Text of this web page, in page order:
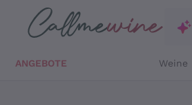
Zum Hauptinhalt springen
ANGEBOTE Weine